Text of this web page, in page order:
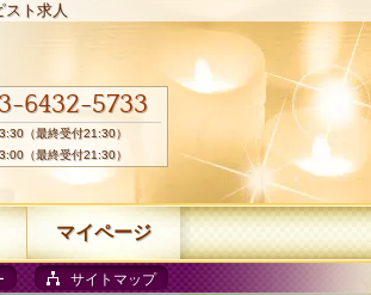
スト求人
サイトマップ
6432-5733
（最終受付21:30）
（最終受付21:30）
マイページ